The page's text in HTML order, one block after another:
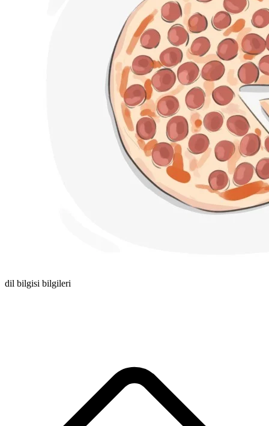
dil bilgisi bilgileri